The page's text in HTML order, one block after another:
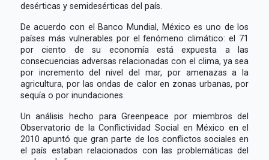
desérticas y semidesérticas del país.
De acuerdo con el Banco Mundial, México es uno de los
países más vulnerables por el fenómeno climático: el 71
por ciento de su economía está expuesta a las
consecuencias adversas relacionadas con el clima, ya sea
por incremento del nivel del mar, por amenazas a la
agricultura, por las ondas de calor en zonas urbanas, por
sequía o por inundaciones.
Un análisis hecho para Greenpeace por miembros del
Observatorio de la Conflictividad Social en México en el
2010 apuntó que gran parte de los conflictos sociales en
el país estaban relacionados con las problemáticas del